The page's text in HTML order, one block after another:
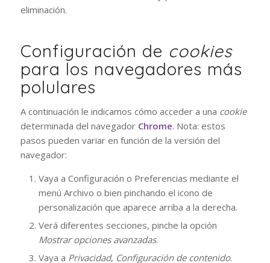
eliminación.
Configuración de cookies
para los navegadores más
polulares
A continuación le indicamos cómo acceder a una cookie
determinada del navegador Chrome. Nota: estos
pasos pueden variar en función de la versión del
navegador:
Vaya a Configuración o Preferencias mediante el
menú Archivo o bien pinchando el icono de
personalización que aparece arriba a la derecha.
Verá diferentes secciones, pinche la opción
Mostrar opciones avanzadas.
Vaya a Privacidad, Configuración de contenido.